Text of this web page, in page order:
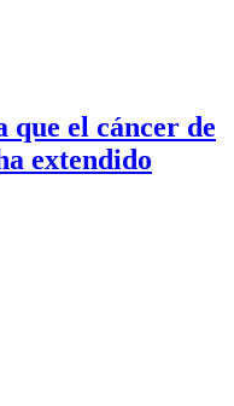
que el cáncer de
extendido